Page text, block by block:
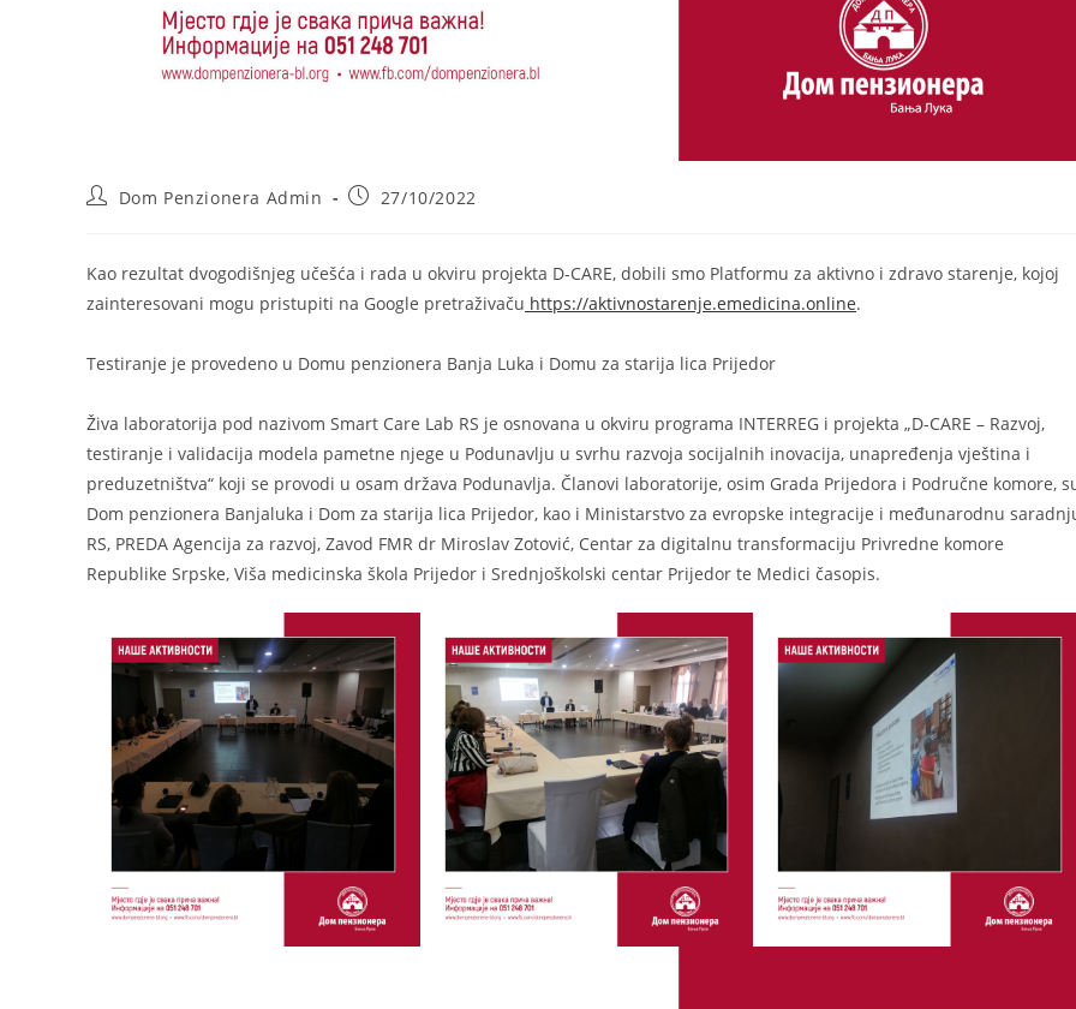
PostDom Penzionera Admin
Post27/10/2022
Kao rezultat dvogodišnjeg učešća i rada u okviru projekta D-CARE, dobili smo Platformu za aktivno i zdravo starenje, kojoj
zainteresovani mogu pristupiti na Google pretraživaču https://aktivnostarenje.emedicina.online.⁣
Testiranje je provedeno u Domu penzionera Banja Luka i Domu za starija lica Prijedor⁣
Živa laboratorija pod nazivom Smart Care Lab RS je osnovana u okviru programa INTERREG i projekta „D-CARE – Razvoj,
testiranje i validacija modela pametne njege u Podunavlju u svrhu razvoja socijalnih inovacija, unapređenja vještina i
preduzetništva“ koji se provodi u osam država Podunavlja. Članovi laboratorije, osim Grada Prijedora i Područne komore,
Dom penzionera Banjaluka i Dom za starija lica Prijedor, kao i Ministarstvo za evropske integracije i međunarodnu
RS, PREDA Agencija za razvoj, Zavod FMR dr Miroslav Zotović, Centar za digitalnu transformaciju Privredne komore
Republike Srpske, Viša medicinska škola Prijedor i Srednjoškolski centar Prijedor te Medici časopis.⁣